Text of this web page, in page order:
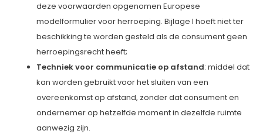
deze voorwaarden opgenomen Europese
modelformulier voor herroeping. Bijlage I hoeft niet ter
beschikking te worden gesteld als de consument geen
herroepingsrecht heeft;
Techniek voor communicatie op afstand: middel dat
kan worden gebruikt voor het sluiten van een
overeenkomst op afstand, zonder dat consument en
ondernemer op hetzelfde moment in dezelfde ruimte
aanwezig zijn.